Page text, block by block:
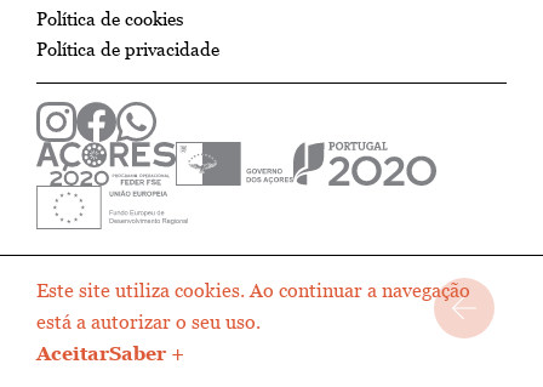
Política de cookies
Política de privacidade
Este site utiliza cookies. Ao continuar a navegação
está a autorizar o seu uso.
AceitarSaber +